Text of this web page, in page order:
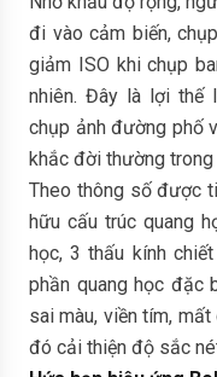
đi vào cảm biến,
giảm ISO khi chụp
nhiên. Đây là lợi thế
chụp ảnh đường phố
khắc đời thường
Theo thông số được
hữu cấu trúc quang
học, 3 thấu kính
phần quang học đặc
sai màu, viền tím,
đó cải thiện độ sắc